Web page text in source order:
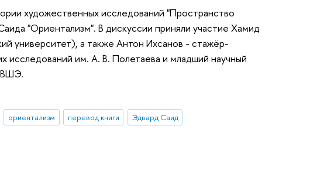
художественных исследований "Пространство
"Ориентализм". В дискуссии приняли участие Хамид
университет), а также Антон Ихсанов - стажёр-
исследований им. А. В. Полетаева и младший научный
ВШЭ.
ориентализм перевод книги Эдвард Саид